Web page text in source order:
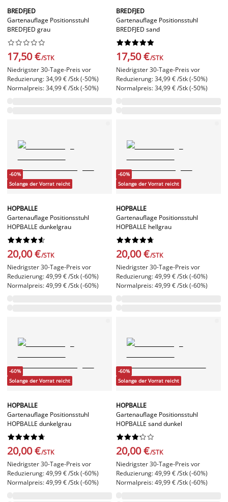
BREDFJED
Gartenauflage Positionsstuhl
BREDFJED grau






17,50 €/STK
Niedrigster 30-Tage-Preis vor
Reduzierung: 34,99 € /Stk (-50%)
Normalpreis: 34,99 € /Stk (-50%)
BREDFJED
Gartenauflage Positionsstuhl
BREDFJED sand






17,50 €/STK
Niedrigster 30-Tage-Preis vor
Reduzierung: 34,99 € /Stk (-50%)
Normalpreis: 34,99 € /Stk (-50%)
-60%
Solange der Vorrat reicht
HOPBALLE
Gartenauflage Positionsstuhl
HOPBALLE dunkelgrau






20,00 €/STK
Niedrigster 30-Tage-Preis vor
Reduzierung: 49,99 € /Stk (-60%)
Normalpreis: 49,99 € /Stk (-60%)
-60%
Solange der Vorrat reicht
HOPBALLE
Gartenauflage Positionsstuhl
HOPBALLE hellgrau






20,00 €/STK
Niedrigster 30-Tage-Preis vor
Reduzierung: 49,99 € /Stk (-60%)
Normalpreis: 49,99 € /Stk (-60%)
-60%
Solange der Vorrat reicht
HOPBALLE
Gartenauflage Positionsstuhl
HOPBALLE dunkelgrau






20,00 €/STK
Niedrigster 30-Tage-Preis vor
Reduzierung: 49,99 € /Stk (-60%)
Normalpreis: 49,99 € /Stk (-60%)
-60%
Solange der Vorrat reicht
HOPBALLE
Gartenauflage Positionsstuhl
HOPBALLE sand dunkel






20,00 €/STK
Niedrigster 30-Tage-Preis vor
Reduzierung: 49,99 € /Stk (-60%)
Normalpreis: 49,99 € /Stk (-60%)